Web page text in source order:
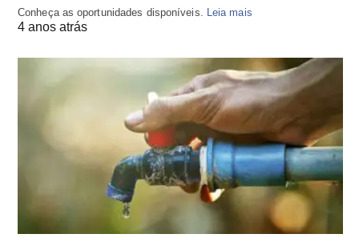
Conheça as oportunidades disponíveis. Leia mais
4 anos atrás